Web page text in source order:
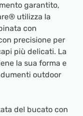
garantito,
utilizza la
con
precisione per
più delicati. La
la sua forma e
outdoor
del bucato con